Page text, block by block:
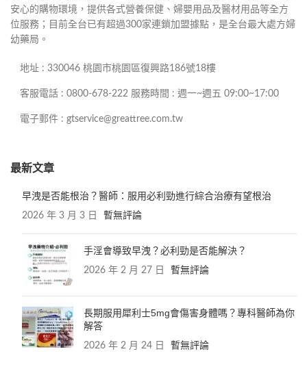
安心的購物環境，提供各式營養保健、婦嬰用品及醫材用品等全方
位服務；目前全台已有超過300家連鎖加盟據點，是全台最大處方婦
幼藥局。
地址 : 330046 桃園市桃園區復興路186號18樓
客服電話 : 0800-678-222 服務時間 : 週一~週五 09:00~17:00
電子郵件 : gtservice@greattree.com.tw
最新文章
早洩是否能根治？醫師：服用必利勁進行綜合治療有望根治
2026 年 3 月 3 日 暫無評論
手淫會導致早洩？必利勁是否能解決？
2026 年 2 月 27 日 暫無評論
長期服用犀利士5mg會傷害身體嗎？專科醫師為你
解答
2026 年 2 月 24 日 暫無評論